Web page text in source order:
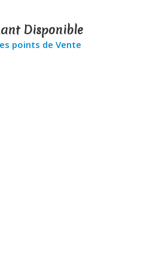
Disponible
points de Vente